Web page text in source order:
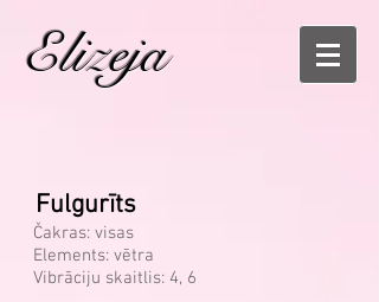
Elizeja
Fulgurīts
Čakras: visas
Elements: vētra
Vibrāciju skaitlis: 4, 6